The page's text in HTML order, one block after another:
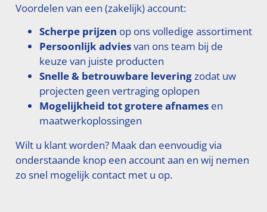
Voordelen van een (zakelijk) account:
Scherpe prijzen op ons volledige assortiment
Persoonlijk adviesvan ons team bij de
keuze van juiste producten
Snelle & betrouwbare leveringzodat uw
projecten geen vertraging oplopen
Mogelijkheid tot grotere afnamesen
maatwerkoplossingen
Wilt u klant worden? Maak dan eenvoudig via
onderstaande knop een account aan en wij nemen
zo snel mogelijk contact met u op.